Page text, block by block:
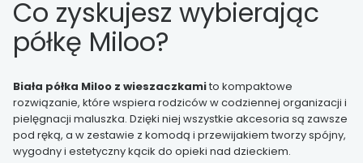
Co zyskujesz wybierając
półkę Miloo?
Biała półka Miloo z wieszaczkamito kompaktowe
rozwiązanie, które wspiera rodziców w codziennej organizacji i
pielęgnacji maluszka. Dzięki niej wszystkie akcesoria są zawsze
pod ręką, a w zestawie z komodą i przewijakiem tworzy spójny,
wygodny i estetyczny kącik do opieki nad dzieckiem.